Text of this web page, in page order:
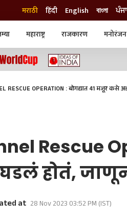
मराठी हिंदी English বাংলা
महाराष्ट्र राजकारण मनोरंजन
लाईफस्टाईल
RESCUE OPERATION : बोगद्यात 41 मजूर
Rescue
घडलं होतं,
at 28 Nov 2023 03:52 PM (IST)